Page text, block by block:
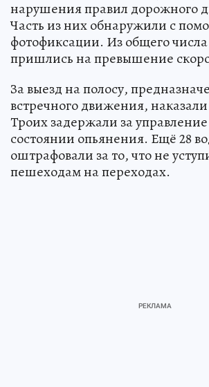
нарушения правил дорожного
Часть из них обнаружили с
фотофиксации. Из общего числа
пришлись на превышение
За выезд на полосу,
встречного движения,
Троих задержали за
состоянии опьянения. Ещё 28
оштрафовали за то, что не
пешеходам на переходах.